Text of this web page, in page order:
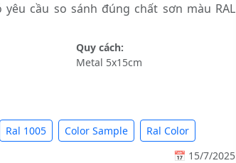
yêu cầu so sánh đúng chất sơn màu RAL
Quy cách:
Metal 5x15cm
Ral 1005 Color Sample
Ral Color
📅 15/7/2025